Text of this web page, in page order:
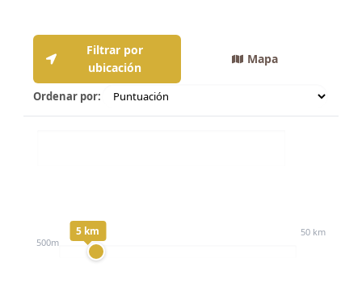
Filtrar por
ubicación
Mapa
Ordenar por:
500m
5 km 50 km